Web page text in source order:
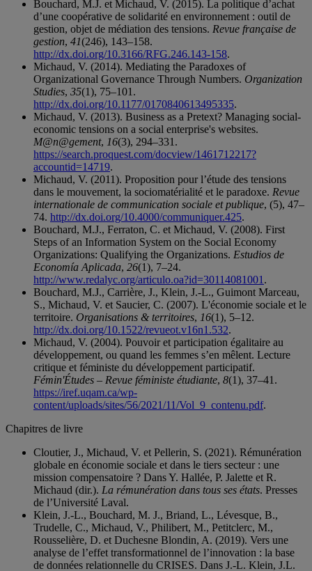
Bouchard, M.J. et Michaud, V. (2015). La politique d’achat
d’une coopérative de solidarité en environnement : outil de
gestion, objet de médiation des tensions. Revue française de
gestion, 41(246), 143–158.
http://dx.doi.org/10.3166/RFG.246.143-158.
Michaud, V. (2014). Mediating the Paradoxes of
Organizational Governance Through Numbers. Organization
Studies, 35(1), 75–101.
http://dx.doi.org/10.1177/0170840613495335.
Michaud, V. (2013). Business as a Pretext? Managing social-
economic tensions on a social enterprise's websites.
M@n@gement, 16(3), 294–331.
https://search.proquest.com/docview/1461712217?
accountid=14719.
Michaud, V. (2011). Proposition pour l’étude des tensions
dans le mouvement, la sociomatérialité et le paradoxe. Revue
internationale de communication sociale et publique, (5), 47–
74. http://dx.doi.org/10.4000/communiquer.425.
Bouchard, M.J., Ferraton, C. et Michaud, V. (2008). First
Steps of an Information System on the Social Economy
Organizations: Qualifying the Organizations. Estudios de
Economía Aplicada, 26(1), 7–24.
http://www.redalyc.org/articulo.oa?id=30114081001 .
Bouchard, M.J., Carrière, J., Klein, J.-L., Guimont Marceau,
S., Michaud, V. et Saucier, C. (2007). L'économie sociale et le
territoire. Organisations & territoires, 16(1), 5–12.
http://dx.doi.org/10.1522/revueot.v16n1.532.
Michaud, V. (2004). Pouvoir et participation égalitaire au
développement, ou quand les femmes s’en mêlent. Lecture
critique et féministe du développement participatif.
Fémin'Études – Revue féministe étudiante, 8(1), 37–41.
https://iref.uqam.ca/wp-
content/uploads/sites/56/2021/11/Vol_9_contenu.pdf.
Chapitres de livre
Cloutier, J., Michaud, V. et Pellerin, S. (2021). Rémunération
globale en économie sociale et dans le tiers secteur : une
mission compensatoire ? Dans Y. Hallée, P. Jalette et R.
Michaud (dir.). La rémunération dans tous ses états. Presses
de l’Université Laval.
Klein, J.-L., Bouchard, M. J., Briand, L., Lévesque, B.,
Trudelle, C., Michaud, V., Philibert, M., Petitclerc, M.,
Rousselière, D. et Duchesne Blondin, A. (2019). Vers une
analyse de l’effet transformationnel de l’innovation : la base
de données relationnelle du CRISES. Dans J.-L. Klein, J.L.